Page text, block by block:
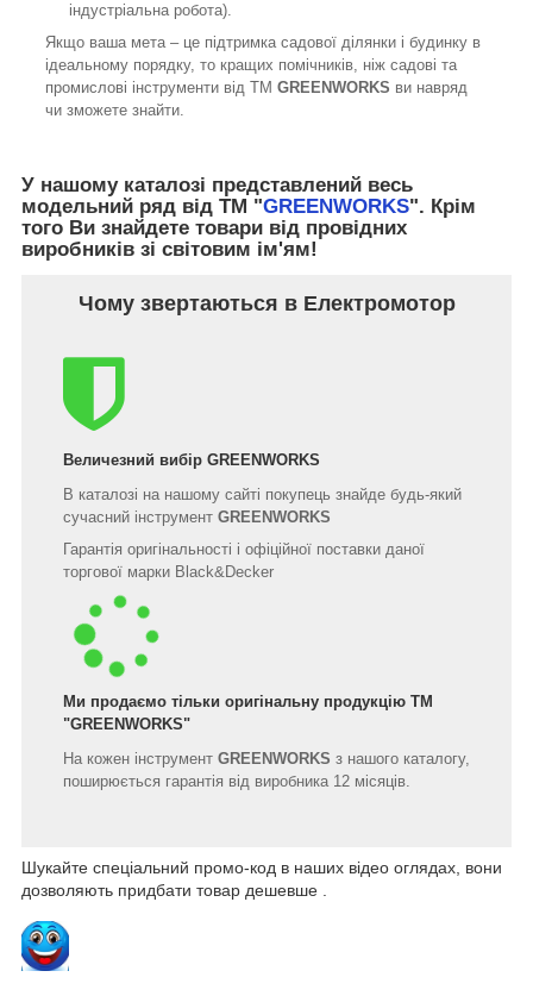
індустріальна робота).
Якщо ваша мета – це підтримка садової ділянки і будинку в
ідеальному порядку, то кращих помічників, ніж садові та
промислові інструменти від ТМ GREENWORKS ви навряд
чи зможете знайти.
У нашому каталозі представлений весь
модельний ряд від ТМ "GREENWORKS". Крім
того Ви знайдете товари від провідних
виробників зі світовим ім'ям!
Чому звертаються в Електромотор
Величезний вибір GREENWORKS
В каталозі на нашому сайті покупець знайде будь-який
сучасний інструмент GREENWORKS
Гарантія оригінальності і офіційної поставки даної
торгової марки Black&Decker
Ми продаємо тільки оригінальну продукцію ТМ
"GREENWORKS"
На кожен інструмент GREENWORKS з нашого каталогу,
поширюється гарантія від виробника 12 місяців.
Шукайте спеціальний промо-код в наших відео оглядах, вони
дозволяють придбати товар дешевше .